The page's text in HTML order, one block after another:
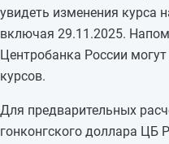
17.11.2025
16.11.2025
15.11.2025
увидеть изменения курса
включая 29.11.2025.
Центробанка России
курсов.
Для предварительных
гонконгского доллара ЦБ